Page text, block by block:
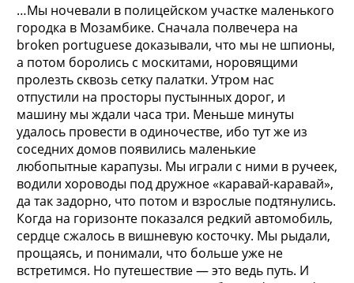
…Мы ночевали в полицейском участке маленького
городка в Мозамбике. Сначала полвечера на
broken portuguese доказывали, что мы не шпионы,
а потом боролись с москитами, норовящими
пролезть сквозь сетку палатки. Утром нас
отпустили на просторы пустынных дорог, и
машину мы ждали часа три. Меньше минуты
удалось провести в одиночестве, ибо тут же из
соседних домов появились маленькие
любопытные карапузы. Мы играли с ними в ручеек,
водили хороводы под дружное «каравай-каравай»,
да так задорно, что потом и взрослые подтянулись.
Когда на горизонте показался редкий автомобиль,
сердце сжалось в вишневую косточку. Мы рыдали,
прощаясь, и понимали, что больше уже не
встретимся. Но путешествие — это ведь путь. И